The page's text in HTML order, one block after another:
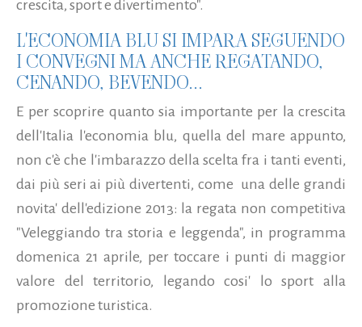
crescita, sport e divertimento".
L'ECONOMIA BLU SI IMPARA SEGUENDO
I CONVEGNI MA ANCHE REGATANDO,
CENANDO, BEVENDO...
E per scoprire quanto sia importante per la crescita
dell'Italia l'economia blu, quella del mare appunto,
non c'è che l'imbarazzo della scelta fra i tanti eventi,
dai più seri ai più divertenti, come una delle grandi
novita' dell'edizione 2013: la regata non competitiva
"Veleggiando tra storia e leggenda", in programma
domenica 21 aprile, per toccare i punti di maggior
valore del territorio, legando cosi' lo sport alla
promozione turistica.